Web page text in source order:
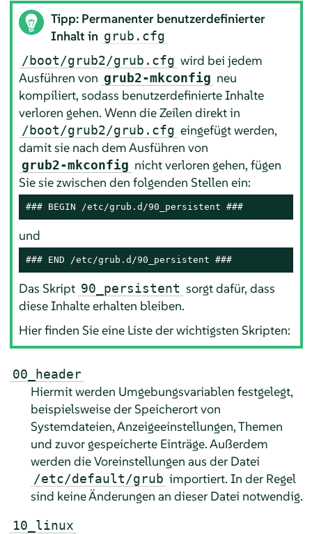
Tipp: Permanenter benutzerdefinierter
Inhalt in grub.cfg
/boot/grub2/grub.cfg wird bei jedem
Ausführen von grub2-mkconfig neu
kompiliert, sodass benutzerdefinierte Inhalte
verloren gehen. Wenn die Zeilen direkt in
/boot/grub2/grub.cfg eingefügt werden,
damit sie nach dem Ausführen von
grub2-mkconfig nicht verloren gehen, fügen
Sie sie zwischen den folgenden Stellen ein:
### BEGIN /etc/grub.d/90_persistent ###
und
### END /etc/grub.d/90_persistent ###
Das Skript 90_persistent sorgt dafür, dass
diese Inhalte erhalten bleiben.
Hier finden Sie eine Liste der wichtigsten Skripten:
00_header
Hiermit werden Umgebungsvariablen festgelegt,
beispielsweise der Speicherort von
Systemdateien, Anzeigeeinstellungen, Themen
und zuvor gespeicherte Einträge. Außerdem
werden die Voreinstellungen aus der Datei
/etc/default/grub importiert. In der Regel
sind keine Änderungen an dieser Datei notwendig.
10_linux